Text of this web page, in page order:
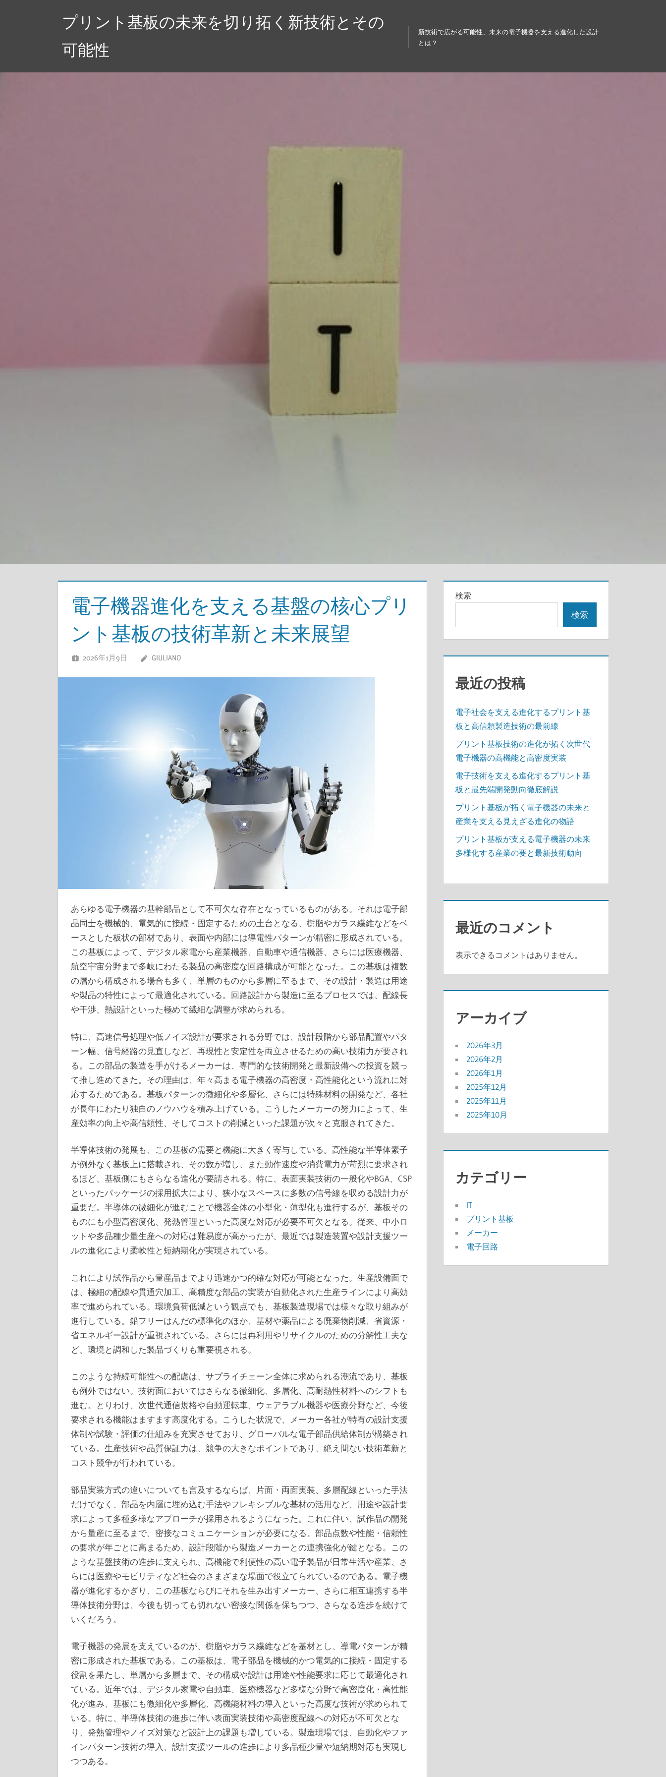
プリント基板の未来を切り拓く新技術とその
可能性
新技術で広がる可能性、未来の電子機器を支える進化した設計
とは？
電子機器進化を支える基盤の核心プリ
ント基板の技術革新と未来展望
2026年1月9日 GIULIANO
あらゆる電子機器の基幹部品として不可欠な存在となっているものがある。 それは電子部
品同士を機械的、電気的に接続・固定するための土台となる、樹脂やガラス繊維などをベ
ースとした板状の部材であり、表面や内部には導電性パターンが精密に形成されている。
この基板によって、デジタル家電から産業機器、自動車や通信機器、さらには医療機器、
航空宇宙分野まで多岐にわたる製品の高密度な回路構成が可能となった。この基板は複数
の層から構成される場合も多く、単層のものから多層に至るまで、その設計・製造は用途
や製品の特性によって最適化されている。回路設計から製造に至るプロセスでは、配線長
や干渉、熱設計といった極めて繊細な調整が求められる。
特に、高速信号処理や低ノイズ設計が要求される分野では、設計段階から部品配置やパタ
ーン幅、信号経路の見直しなど、再現性と安定性を両立させるための高い技術力が要され
る。この部品の製造を手がけるメーカーは、専門的な技術開発と最新設備への投資を競っ
て推し進めてきた。その理由は、年々高まる電子機器の高密度・高性能化という流れに対
応するためである。基板パターンの微細化や多層化、さらには特殊材料の開発など、各社
が長年にわたり独自のノウハウを積み上げている。こうしたメーカーの努力によって、生
産効率の向上や高信頼性、そしてコストの削減といった課題が次々と克服されてきた。
半導体技術の発展も、この基板の需要と機能に大きく寄与している。高性能な半導体素子
が例外なく基板上に搭載され、その数が増し、また動作速度や消費電力が苛烈に要求され
るほど、基板側にもさらなる進化が要請される。特に、表面実装技術の一般化やBGA、CSP
といったパッケージの採用拡大により、狭小なスペースに多数の信号線を収める設計力が
重要だ。半導体の微細化が進むことで機器全体の小型化・薄型化も進行するが、基板その
ものにも小型高密度化、発熱管理といった高度な対応が必要不可欠となる。従来、中小ロ
ットや多品種少量生産への対応は難易度が高かったが、最近では製造装置や設計支援ツー
ルの進化により柔軟性と短納期化が実現されている。
これにより試作品から量産品までより迅速かつ的確な対応が可能となった。生産設備面で
は、極細の配線や貫通穴加工、高精度な部品の実装が自動化された生産ラインにより高効
率で進められている。環境負荷低減という観点でも、基板製造現場では様々な取り組みが
進行している。鉛フリーはんだの標準化のほか、基材や薬品による廃棄物削減、省資源・
省エネルギー設計が重視されている。さらには再利用やリサイクルのための分解性工夫な
ど、環境と調和した製品づくりも重要視される。
このような持続可能性への配慮は、サプライチェーン全体に求められる潮流であり、基板
も例外ではない。技術面においてはさらなる微細化、多層化、高耐熱性材料へのシフトも
進む。とりわけ、次世代通信規格や自動運転車、ウェアラブル機器や医療分野など、今後
要求される機能はますます高度化する。こうした状況で、メーカー各社が特有の設計支援
体制や試験・評価の仕組みを充実させており、グローバルな電子部品供給体制が構築され
ている。生産技術や品質保証力は、競争の大きなポイントであり、絶え間ない技術革新と
コスト競争が行われている。
部品実装方式の違いについても言及するならば、片面・両面実装、多層配線といった手法
だけでなく、部品を内層に埋め込む手法やフレキシブルな基材の活用など、用途や設計要
求によって多種多様なアプローチが採用されるようになった。これに伴い、試作品の開発
から量産に至るまで、密接なコミュニケーションが必要になる。部品点数や性能・信頼性
の要求が年ごとに高まるため、設計段階から製造メーカーとの連携強化が鍵となる。この
ような基盤技術の進歩に支えられ、高機能で利便性の高い電子製品が日常生活や産業、さ
らには医療やモビリティなど社会のさまざまな場面で役立てられているのである。電子機
器が進化するかぎり、この基板ならびにそれを生み出すメーカー、さらに相互連携する半
導体技術分野は、今後も切っても切れない密接な関係を保ちつつ、さらなる進歩を続けて
いくだろう。
電子機器の発展を支えているのが、樹脂やガラス繊維などを基材とし、導電パターンが精
密に形成された基板である。この基板は、電子部品を機械的かつ電気的に接続・固定する
役割を果たし、単層から多層まで、その構成や設計は用途や性能要求に応じて最適化され
ている。近年では、デジタル家電や自動車、医療機器など多様な分野で高密度化・高性能
化が進み、基板にも微細化や多層化、高機能材料の導入といった高度な技術が求められて
いる。特に、半導体技術の進歩に伴い表面実装技術や高密度配線への対応が不可欠とな
り、発熱管理やノイズ対策など設計上の課題も増している。製造現場では、自動化やファ
インパターン技術の導入、設計支援ツールの進歩により多品種少量や短納期対応も実現し
つつある。
検索
検索
最近の投稿
電子社会を支える進化するプリント基
板と高信頼製造技術の最前線
プリント基板技術の進化が拓く次世代
電子機器の高機能と高密度実装
電子技術を支える進化するプリント基
板と最先端開発動向徹底解説
プリント基板が拓く電子機器の未来と
産業を支える見えざる進化の物語
プリント基板が支える電子機器の未来
多様化する産業の要と最新技術動向
最近のコメント
表示できるコメントはありません。
アーカイブ
2026年3月
2026年2月
2026年1月
2025年12月
2025年11月
2025年10月
カテゴリー
IT
プリント基板
メーカー
電子回路